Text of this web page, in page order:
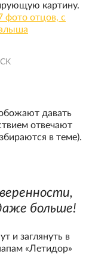
картину.
фото отцов, с
давать
отвечают
в теме).
больше!
и заглянуть в
«Летидор»